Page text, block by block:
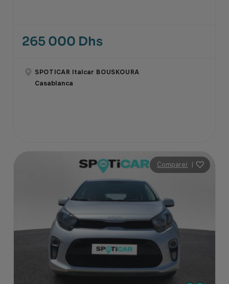
265 000 Dhs
SPOTICAR Italcar BOUSKOURA
Casablanca
Comparer |